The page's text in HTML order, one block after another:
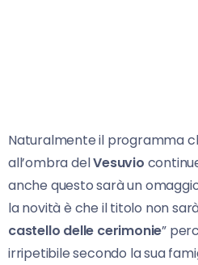
Naturalmente il programma
all’ombra delVesuvio
anche questo sarà un
la novità è che il titolo non
castello delle cerimonie”
irripetibile secondo la sua